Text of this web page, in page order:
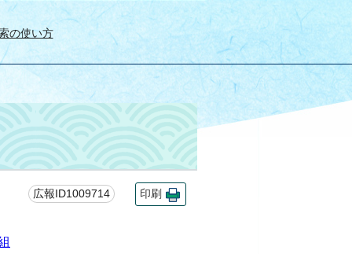
の使い方
広報ID1009714 印刷